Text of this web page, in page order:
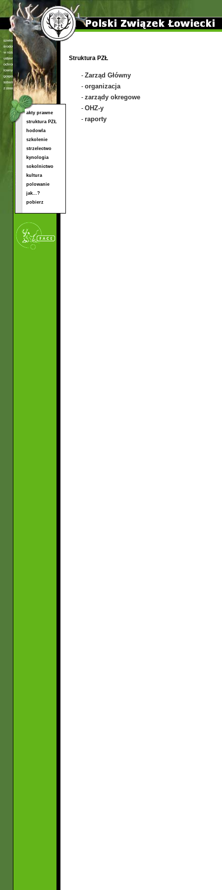
Struktura PZŁ
- Zarząd Główny
- organizacja
- zarządy okregowe
- OHZ-y
- raporty
akty prawne
struktura PZŁ
hodowla
szkolenie
strzelectwo
kynologia
sokolnictwo
kultura
polowanie
jak...?
pobierz